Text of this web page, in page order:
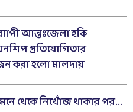
আন্তঃজেলা হকি
প্রতিযোগিতার
করা হলো মালদায়
থেকে নিখোঁজ থাকার পর...